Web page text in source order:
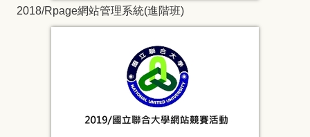
2018/Rpage網站管理系統(進階班)